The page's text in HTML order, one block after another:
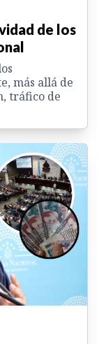
de los
más allá de
tráfico de